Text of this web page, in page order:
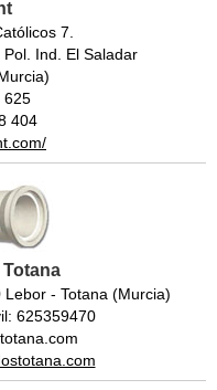
7.
Ind. El Saladar
625
404
- Totana (Murcia)
625359470